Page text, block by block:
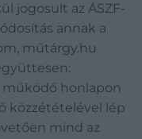
jogosult az ÁSZF-
annak a
műtárgy.hu
honlapon
közzétételével lép
mind az